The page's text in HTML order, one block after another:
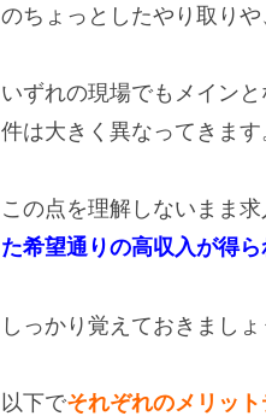
のちょっとしたやり取り
いずれの現場でもメイン
件は大きく異なってきます
この点を理解しないまま
た希望通りの高収入が得
しっかり覚えておきましょ
以下でそれぞれのメリッ